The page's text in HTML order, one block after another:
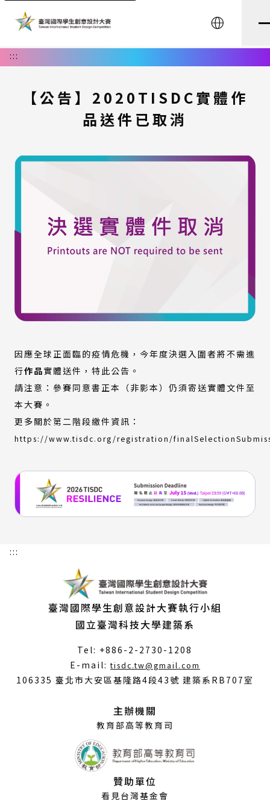
English
:::
【公告】2020TISDC實體作
品送件已取消
因應全球正面臨的疫情危機，今年度決選入圍者將不需進
行作品實體送件，特此公告。
請注意：參賽同意書正本（非影本）仍須寄送實體文件至
本大賽。
更多關於第二階段繳件資訊：
https://www.tisdc.org/registration/
:::
臺灣國際學生創意設計大賽執行小組
國立臺灣科技大學建築系
Tel: +886-2-2730-1208
E-mail:tisdc.tw@gmail.com
開
106335 臺北市大安區基隆路4段43號 建築系RB707室
主辦機關
教育部高等教育司
贊助單位
看見台灣基金會